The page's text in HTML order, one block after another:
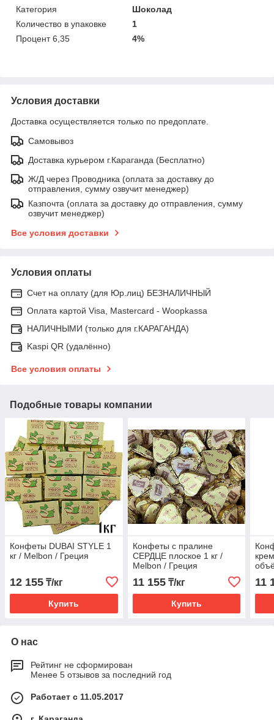
Категория
Шоколад
Количество в упаковке
1
Процент 6,35
4%
Условия доставки
Доставка осуществляется только по предоплате.
Самовывоз
Доставка курьером г.Караганда (Бесплатно)
Ж/Д через Проводника (оплата за доставку до
отправления, сумму озвучит менеджер)
Казпочта (оплата за доставку до отправления, сумму
озвучит менеджер)
Все условия доставки
Условия оплаты
Счет на оплату (для Юр.лиц) БЕЗНАЛИЧНЫЙ
Оплата картой Visa, Mastercard - Woopkassa
НАЛИЧНЫМИ (только для г.КАРАГАНДА)
Kaspi QR (удалённо)
Все условия оплаты
Подобные товары компании
Конфеты DUBAI STYLE 1
кг / Melbon / Греция
12 155 ₸/кг
Купить
Конфеты с пралине
СЕРДЦЕ плоское 1 кг /
Melbon / Греция
11 155₸/кг
Купить
11
О нас
Рейтинг не сформирован
Менее 5 отзывов за последний год
Работает с 11.05.2017